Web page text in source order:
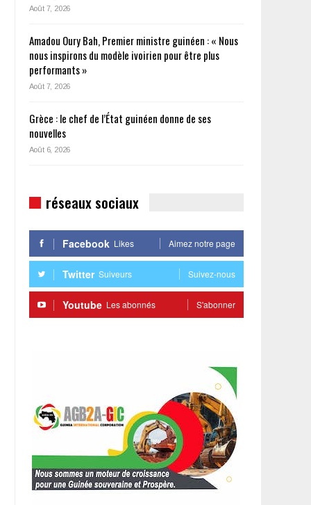
Août 7, 2026
Amadou Oury Bah, Premier ministre guinéen : « Nous
nous inspirons du modèle ivoirien pour être plus
performants »
Août 7, 2026
Grèce : le chef de l’État guinéen donne de ses
nouvelles
Août 6, 2026
réseaux sociaux
Facebook Likes Aimez notre page
Twitter Suiveurs Suivez-nous
Youtube Les abonnés S'abonner